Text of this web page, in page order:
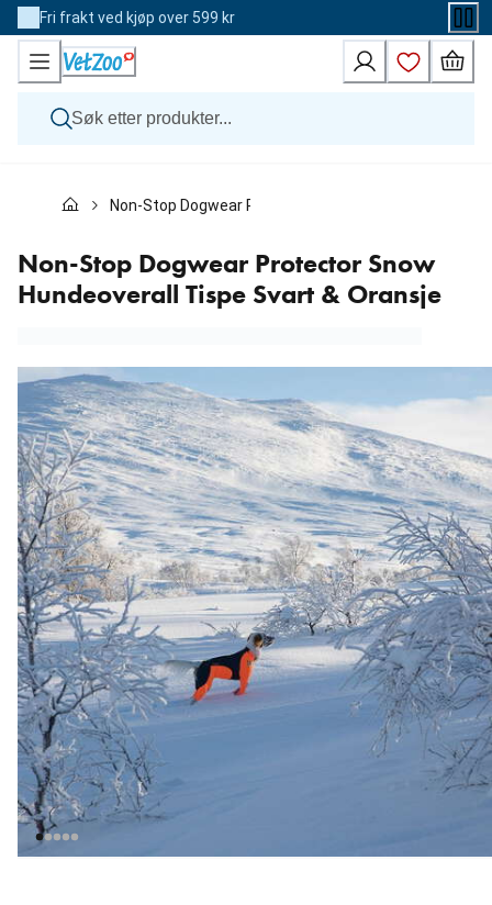
Skip
to
Content
Fri frakt ved kjøp over 599 kr
Katt
Andre dyr
Merker
Nyheter
Non-Stop Dogwear Protector Snow Hundeoverall
Non-Stop Dogwear Protector Snow
Hundeoverall Tispe Svart & Oransje